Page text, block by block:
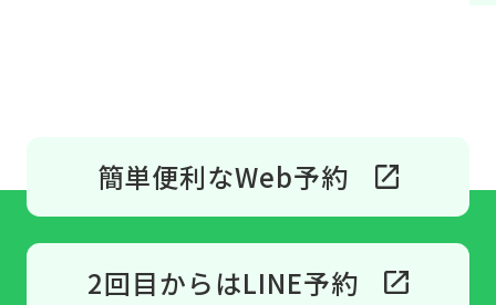
簡単便利なWeb予約
2回目からはLINE予約